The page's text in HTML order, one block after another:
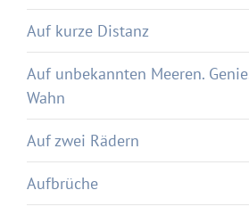
Auf kurze Distanz
Auf unbekannten Meeren.
Wahn
Auf zwei Rädern
Aufbrüche